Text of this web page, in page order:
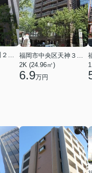
福岡市中央区清川２丁目
2K (24.96㎡)
6.9万円